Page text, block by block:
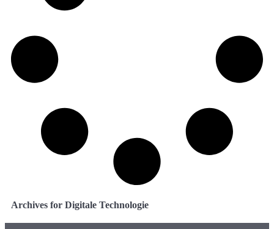
Archives for Digitale Technologie